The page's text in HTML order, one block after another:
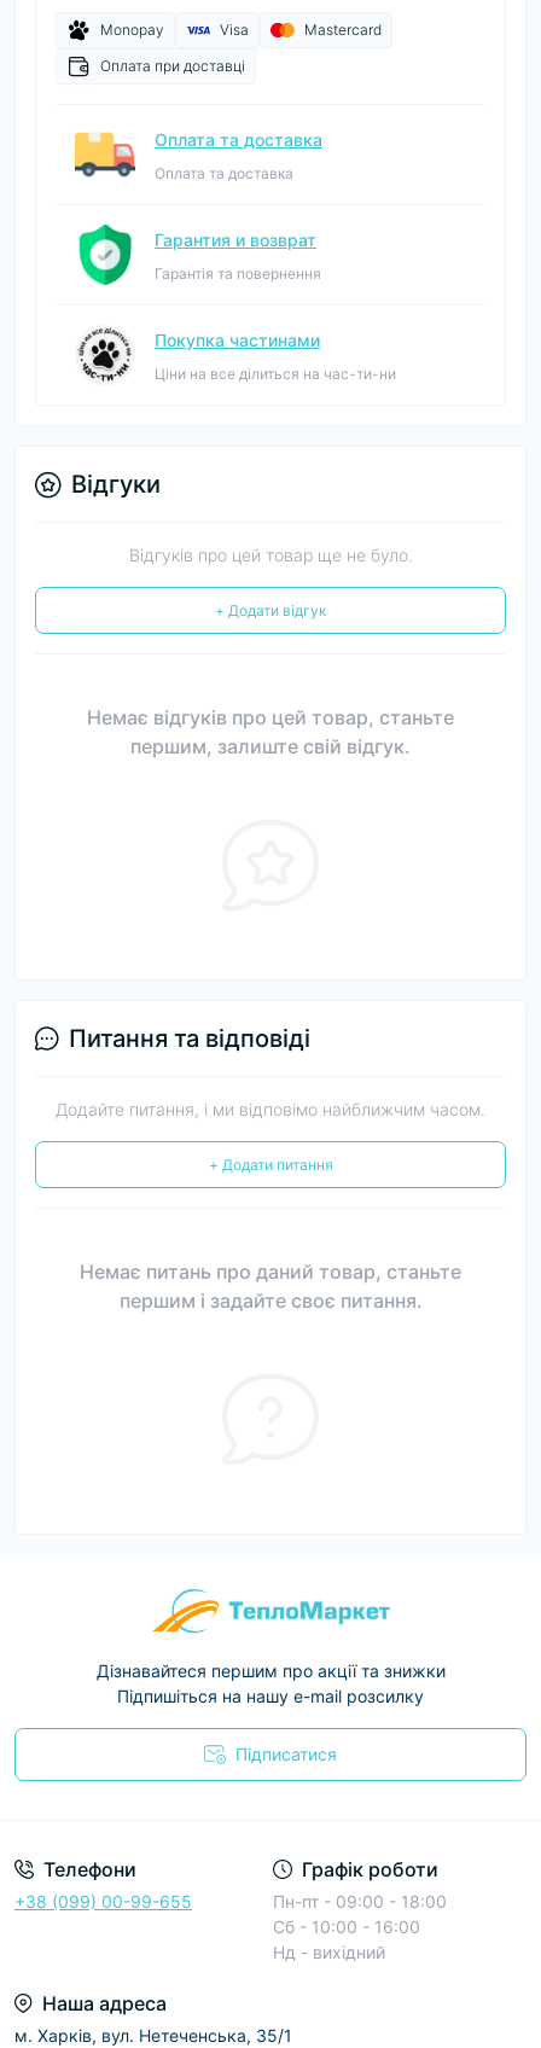
Monopay Visa
Mastercard
Оплата при доставці
Оплата та доставка
Оплата та доставка
Гарантия и возврат
Гарантія та повернення
Покупка частинами
Ціни на все ділиться на час-ти-ни
Відгуки
Відгуків про цей товар ще не було.
+ Додати відгук
Немає відгуків про цей товар, станьте
першим, залиште свій відгук.
Питання та відповіді
Додайте питання, і ми відповімо найближчим часом.
+ Додати питання
Немає питань про даний товар, станьте
першим і задайте своє питання.
Дізнавайтеся першим про акції та знижки
Підпишіться на нашу e-mail розсилку
Підписатися
Телефони
+38 (099) 00-99-655
Графік роботи
Пн-пт - 09:00 - 18:00
Сб - 10:00 - 16:00
Нд - вихідний
Наша адреса
м. Харків, вул. Нетеченська, 35/1